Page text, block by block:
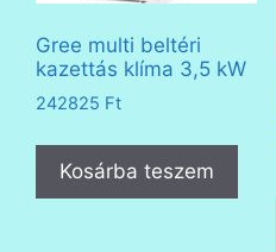
Gree multi beltéri
kazettás klíma 3,5 kW
242825 Ft
Kosárba teszem